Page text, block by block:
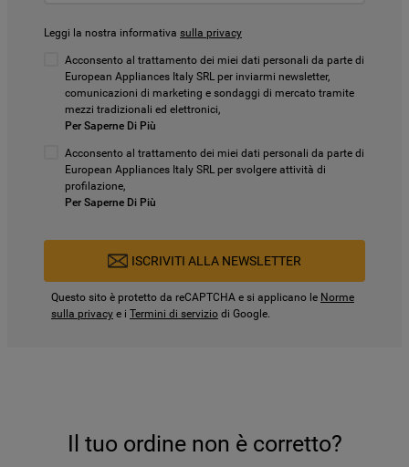
Leggi la nostra informativa sulla privacy
Acconsento al trattamento dei miei dati personali da parte di
European Appliances Italy SRL per inviarmi newsletter,
comunicazioni di marketing e sondaggi di mercato tramite
mezzi tradizionali ed elettronici,
Per Saperne Di Più
Acconsento al trattamento dei miei dati personali da parte di
European Appliances Italy SRL per svolgere attività di
profilazione,
Per Saperne Di Più
ISCRIVITI ALLA NEWSLETTER
Questo sito è protetto da reCAPTCHA e si applicano le Norme
sulla privacy e i Termini di servizio di Google.
Il tuo ordine non è corretto?